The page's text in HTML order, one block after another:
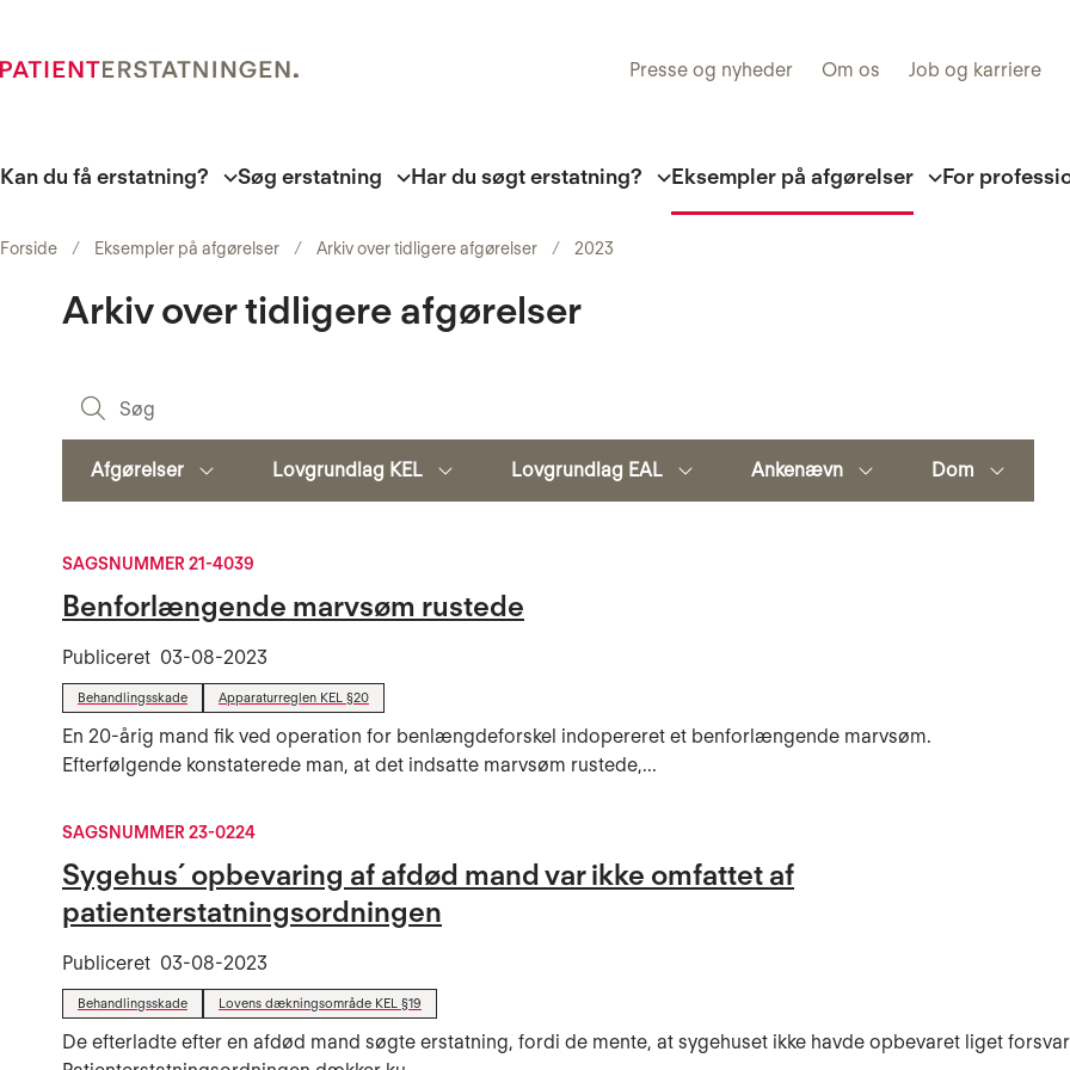
Presse og nyheder Om os Job og karriere
Kan du få erstatning? Søg erstatning Har du søgt erstatning? Eksempler på afgørelser For
Forside Eksempler på afgørelser Arkiv over tidligere afgørelser 2023
Arkiv over tidligere afgørelser
Afgørelser Lovgrundlag KEL Lovgrundlag EAL Ankenævn Dom
SAGSNUMMER 21-4039
Benforlængende marvsøm rustede
Publiceret 03-08-2023
Behandlingsskade Apparaturreglen KEL §20
En 20-årig mand fik ved operation for benlængdeforskel indopereret et benforlængende marvsøm.
Efterfølgende konstaterede man, at det indsatte marvsøm rustede,...
SAGSNUMMER 23-0224
Sygehus´ opbevaring af afdød mand var ikke omfattet af
patienterstatningsordningen
Publiceret 03-08-2023
Behandlingsskade Lovens dækningsområde KEL §19
De efterladte efter en afdød mand søgte erstatning, fordi de mente, at sygehuset ikke havde opbevaret liget